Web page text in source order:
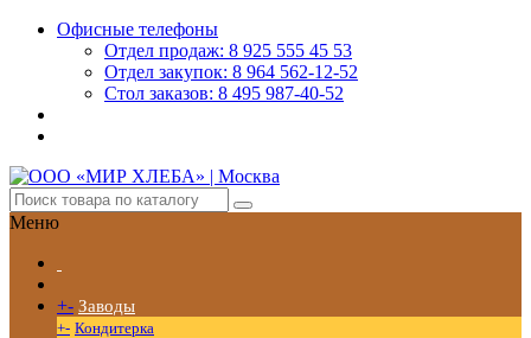
Офисные телефоны
Отдел продаж: 8 925 555 45 53
Отдел закупок: 8 964 562-12-52
Стол заказов: 8 495 987-40-52
Меню
+- Заводы
+- Кондитерка